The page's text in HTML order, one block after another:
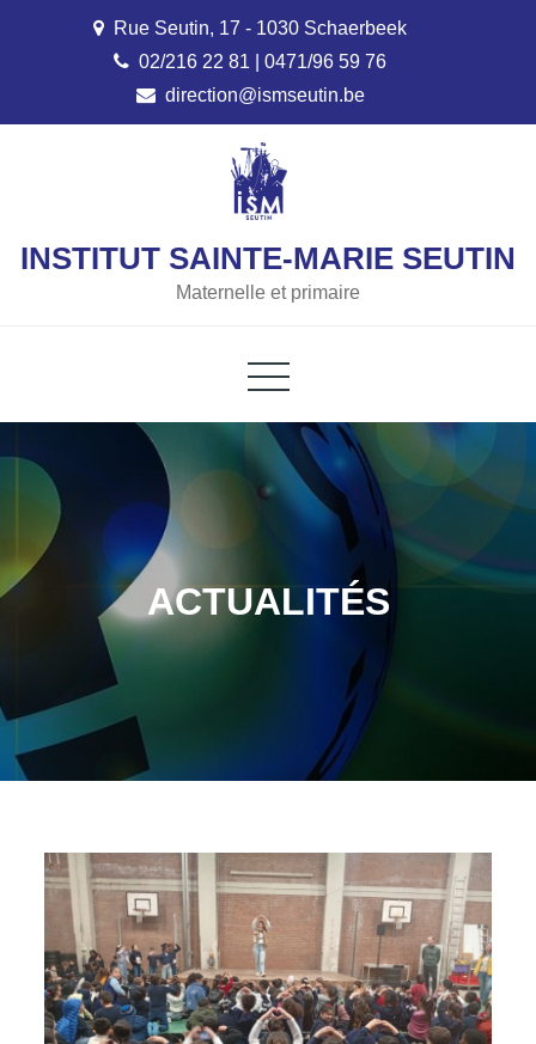
Rue Seutin, 17 - 1030 Schaerbeek
02/216 22 81 | 0471/96 59 76
direction@ismseutin.be
INSTITUT SAINTE-MARIE SEUTIN
Maternelle et primaire
ACTUALITÉS